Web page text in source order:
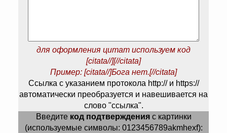
для оформления цитат используем код
[citata//][//citata]
Пример: [citata//]Бога нет.[//citata]
Ссылка с указанием протокола http:// и https://
автоматически преобразуется и навешивается на
слово "ссылка".
Введите код подтвержденияс картинки
(используемые символы: 0123456789akmhexf):